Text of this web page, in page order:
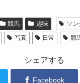
競馬 趣味
ソン
写真 日常 競
シェアする
Facebook